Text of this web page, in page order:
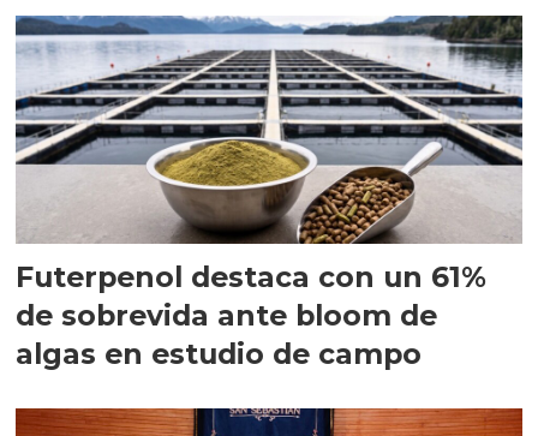
Futerpenol destaca con un 61%
de sobrevida ante bloom de
algas en estudio de campo